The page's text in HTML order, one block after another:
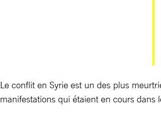
Le conflit en Syrie est un des plus
manifestations qui étaient en cours dans